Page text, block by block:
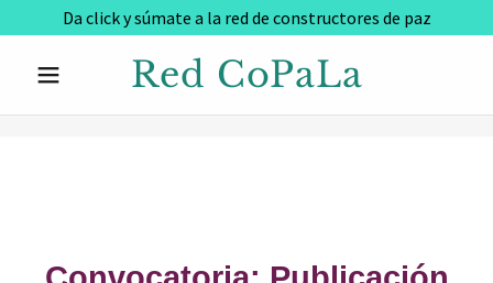
Da click y súmate a la red de constructores de paz
Red CoPaLa